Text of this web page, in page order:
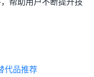
代品推荐